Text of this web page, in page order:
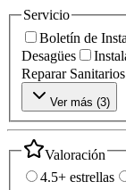
Servicio
Boletín de
Desagües
Reparar Sanitarios
Ver más (3)
Valoración
4.5+ estrellas